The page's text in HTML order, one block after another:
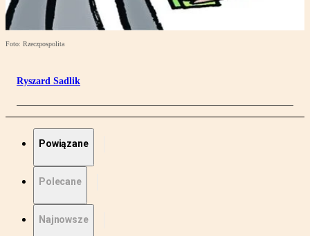
Foto: Rzeczpospolita
Ryszard Sadlik
Powiązane
Polecane
Najnowsze